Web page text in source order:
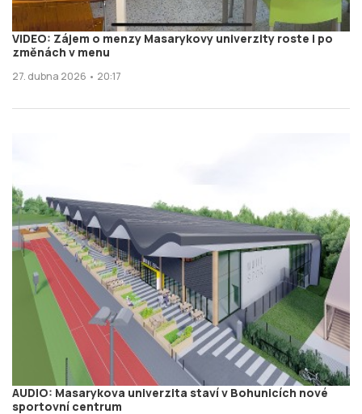
VIDEO: Zájem o menzy Masarykovy univerzity roste i po
změnách v menu
27. dubna 2026 • 20:17
AUDIO: Masarykova univerzita staví v Bohunicích nové
sportovní centrum